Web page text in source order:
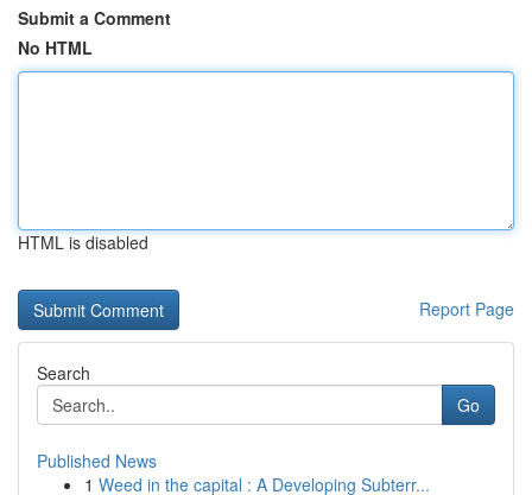
Submit a Comment
No HTML
HTML is disabled
Report Page
Search
Go
Published News
1 Weed in the capital : A Developing Subterr...